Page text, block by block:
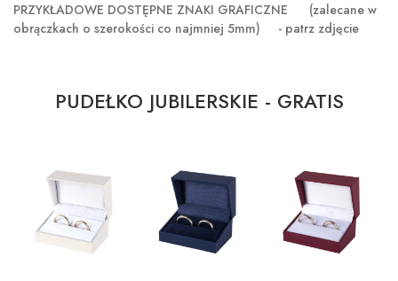
PRZYKŁADOWE DOSTĘPNE ZNAKI GRAFICZNE (zalecane w
obrączkach o szerokości co najmniej 5mm) - patrz zdjęcie
PUDEŁKO JUBILERSKIE - GRATIS